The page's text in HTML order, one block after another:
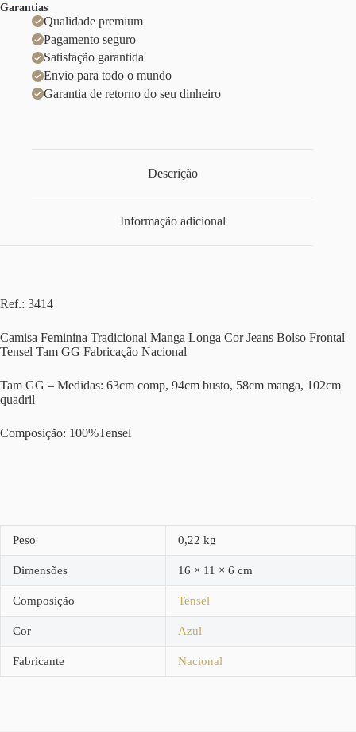
Garantias
Qualidade premium
Pagamento seguro
Satisfação garantida
Envio para todo o mundo
Garantia de retorno do seu dinheiro
Descrição
Informação adicional
Ref.: 3414
Camisa Feminina Tradicional Manga Longa Cor Jeans Bolso Frontal
Tensel Tam GG Fabricação Nacional
Tam GG – Medidas: 63cm comp, 94cm busto, 58cm manga, 102cm
quadril
Composição: 100%Tensel
Peso 0,22 kg
Dimensões 16 × 11 × 6 cm
Composição Tensel
Cor Azul
Fabricante Nacional